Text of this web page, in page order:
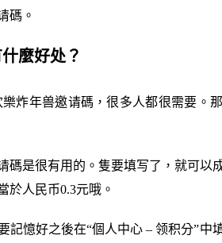
碼。
麼好处？
樂炸年兽邀请碼，很多人都很需要。
碼是很有用的。隻要填写了，就可以
於人民币0.3元哦。
記憶好之後在“個人中心 – 领积分”中